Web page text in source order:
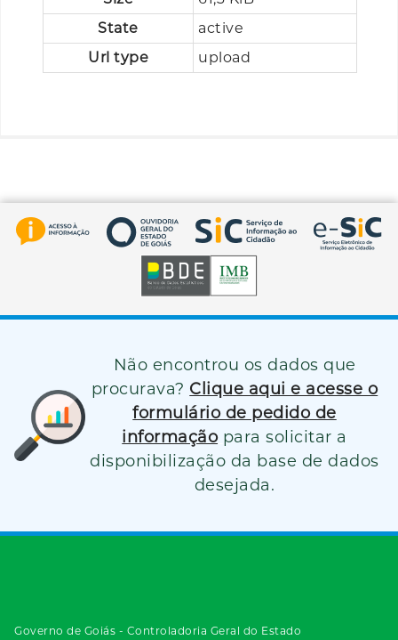
State
active
Url type
upload
Não encontrou os dados que
procurava? Clique aqui e acesse o
formulário de pedido de
informação para solicitar a
disponibilização da base de dados
desejada.
Governo de Goiás - Controladoria Geral do Estado